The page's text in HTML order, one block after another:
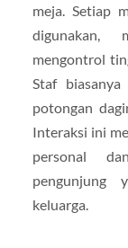
meja. Setiap
digunakan,
mengontrol
Staf
potongan
Interaksi ini
personal
pengunjung
keluarga.